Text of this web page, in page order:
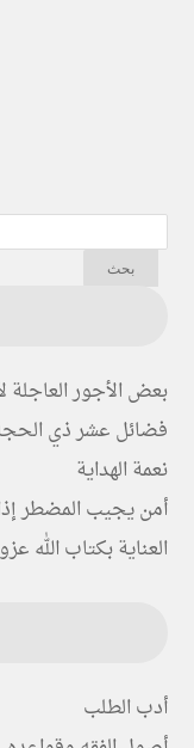
بعض الأجور العاجلة
فضائل عشر ذي
نعمة الهداية
أمن يجيب المضطر
العناية بكتاب الله
أدب الطلب